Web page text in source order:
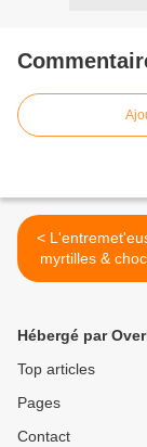
< L'entremet'euse, la tarte
myrtilles &
Hébergé par
Top articles
Pages
Contact